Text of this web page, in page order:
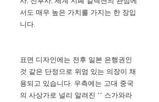
서도 매우 높은 가치를 가지는 한 장입
니다.
표면 디자인에는 전후 일본 은행권인
것 같은 단정으로 위엄 있는 의장이 채
용되고 있습니다. 우측에는 고대 중국
의 사상가로 널리 알려진 ** 스가와라